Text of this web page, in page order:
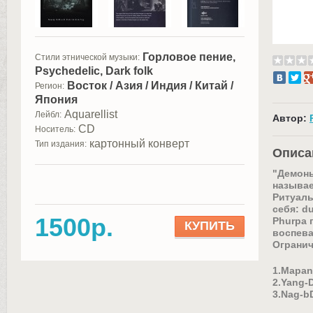
Стили этнической музыки: Горловое пение,
Psychedelic, Dark folk
Регион: Восток / Азия / Индия / Китай /
Япония
Лейбл: Aquarellist
Носитель: CD
Тип издания: картонный конверт
1500р. КУПИТЬ
Автор:
себя:
Phurpa
2.Yang-
3.Nag-